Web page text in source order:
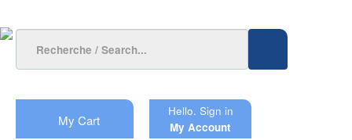
My Cart
Hello. Sign in
My Account